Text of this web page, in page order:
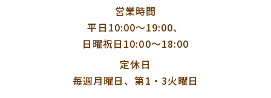
営業時間
平日10:00〜19:00、
日曜祝日10:00〜18:00
定休日
毎週月曜日、第1・3火曜日